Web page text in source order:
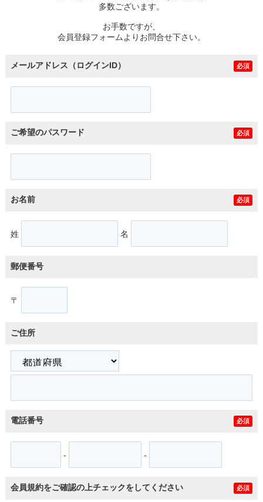
多数ございます。
お手数ですが、
会員登録フォームよりお問合せ下さい。
メールアドレス（ログインID） 必須
ご希望のパスワード 必須
お名前 必須
姓 名
郵便番号
〒
ご住所
電話番号 必須
- -
会員規約をご確認の上チェックをしてください 必須